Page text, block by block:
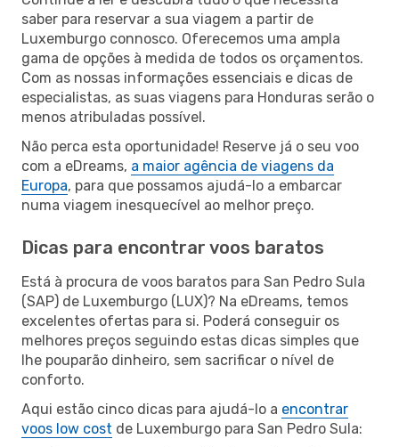
saber para reservar a sua viagem a partir de
Luxemburgo connosco. Oferecemos uma ampla
gama de opções à medida de todos os orçamentos.
Com as nossas informações essenciais e dicas de
especialistas, as suas viagens para Honduras serão o
menos atribuladas possível.
Não perca esta oportunidade! Reserve já o seu voo
com a eDreams, a maior agência de viagens da
Europa, para que possamos ajudá-lo a embarcar
numa viagem inesquecível ao melhor preço.
Dicas para encontrar voos baratos
Está à procura de voos baratos para San Pedro Sula
(SAP) de Luxemburgo (LUX)? Na eDreams, temos
excelentes ofertas para si. Poderá conseguir os
melhores preços seguindo estas dicas simples que
lhe pouparão dinheiro, sem sacrificar o nível de
conforto.
Aqui estão cinco dicas para ajudá-lo a encontrar
voos low cost de Luxemburgo para San Pedro Sula: